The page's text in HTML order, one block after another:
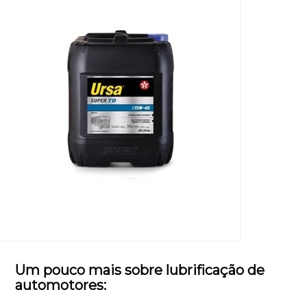
Um pouco mais sobre lubrificação de
automotores: